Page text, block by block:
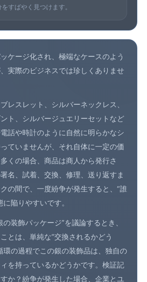
すばやく見つけます。
ケージ化され、極端なケースのよう
実際のビジネスでは珍しくありませ
レスレット、シルバーネックレス、
ト、シルバージュエリーセットなど
話や時計のように自然に明らかなシ
ていませんが、それ自体に一定の価
くの場合、商品は商人から発行さ
名、試着、交換、修理、送り返すま
の間で、一度紛争が発生すると、“誰
に陥りやすいです。
の装飾パッケージ”を議論するとき、
とは、単純な“交換されるかどう
環の過程でこの銀の装飾品は、独自の
を持っているかどうかです。 検証記
か？紛争が発生した場合、企業とユ